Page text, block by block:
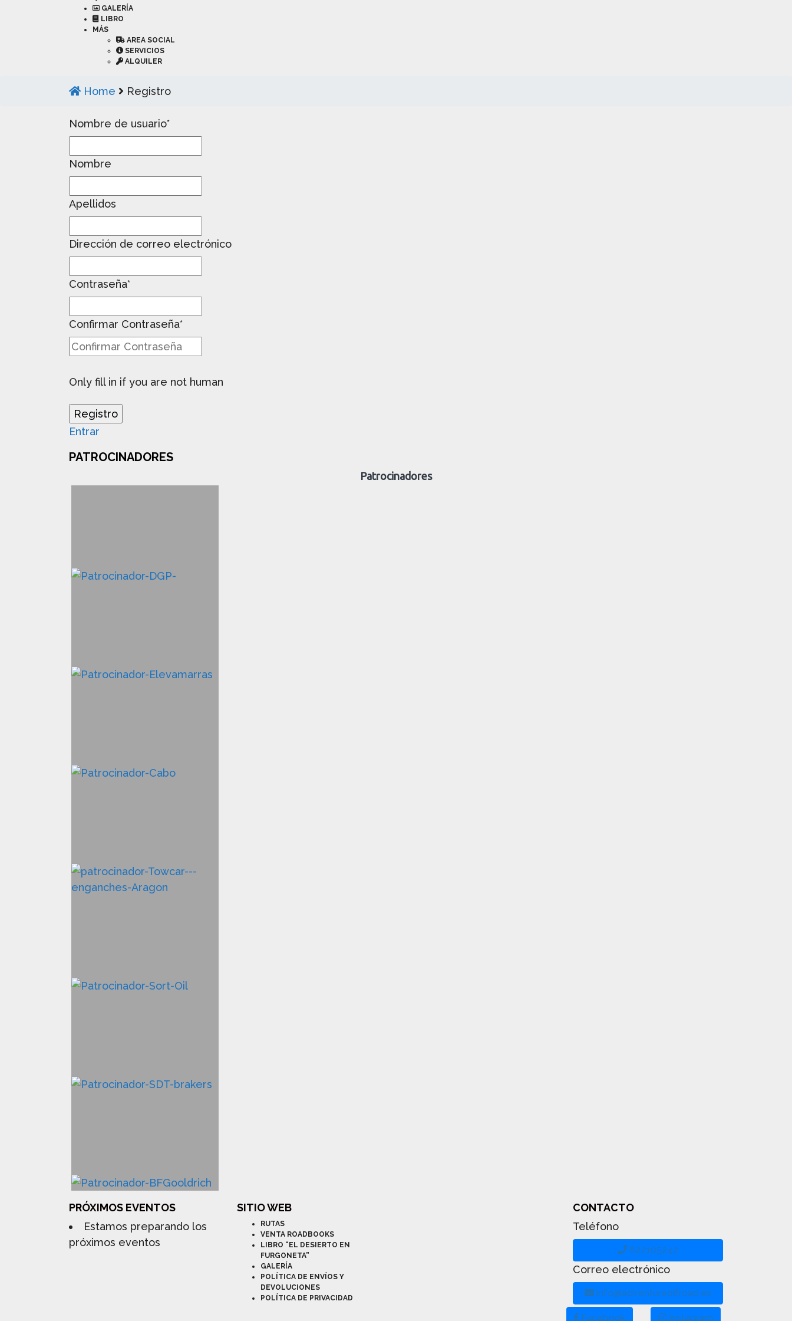
GALERÍA
LIBRO
MÁS
AREA SOCIAL
SERVICIOS
ALQUILER
Home Registro
Nombre de usuario*
Nombre
Apellidos
Dirección de correo electrónico
Contraseña*
Confirmar Contraseña*
Only fill in if you are not human
Entrar
PATROCINADORES
Patrocinadores
PRÓXIMOS EVENTOS
Estamos preparando los
próximos eventos
SITIO WEB
RUTAS
VENTA ROADBOOKS
LIBRO “EL DESIERTO EN
FURGONETA”
GALERÍA
POLÍTICA DE ENVÍOS Y
DEVOLUCIONES
POLÍTICA DE PRIVACIDAD
CONTACTO
Teléfono
622105242
Correo electrónico
info@adventureoffroad.es
Facebook Instagram